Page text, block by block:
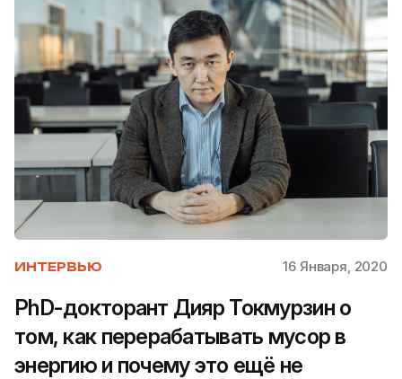
ИНТЕРВЬЮ 16 Января, 2020
PhD-докторант Дияр Токмурзин о
том, как перерабатывать мусор в
энергию и почему это ещё не